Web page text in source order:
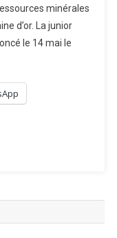
minérales
d’or. La junior
le 14 mai le